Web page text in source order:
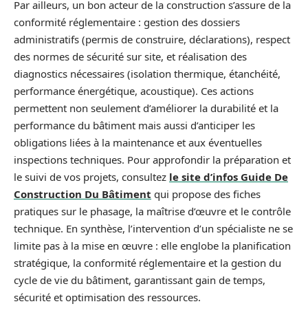
Par ailleurs, un bon acteur de la construction s’assure de la
conformité réglementaire : gestion des dossiers
administratifs (permis de construire, déclarations), respect
des normes de sécurité sur site, et réalisation des
diagnostics nécessaires (isolation thermique, étanchéité,
performance énergétique, acoustique). Ces actions
permettent non seulement d’améliorer la durabilité et la
performance du bâtiment mais aussi d’anticiper les
obligations liées à la maintenance et aux éventuelles
inspections techniques. Pour approfondir la préparation et
le suivi de vos projets, consultez le site d’infos Guide De
Construction Du Bâtiment qui propose des fiches
pratiques sur le phasage, la maîtrise d’œuvre et le contrôle
technique. En synthèse, l’intervention d’un spécialiste ne se
limite pas à la mise en œuvre : elle englobe la planification
stratégique, la conformité réglementaire et la gestion du
cycle de vie du bâtiment, garantissant gain de temps,
sécurité et optimisation des ressources.